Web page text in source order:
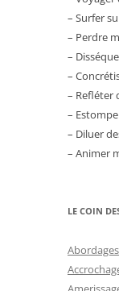
– Surfer
– Perdre
–
–
– Refléter
–
– Diluer
– Animer
LE COIN
Abordages